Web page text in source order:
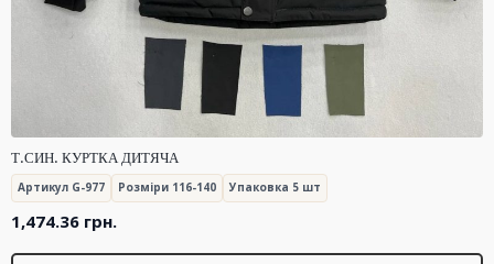
Т.СИН. КУРТКА ДИТЯЧА
Артикул G-977 Розміри 116-140 Упаковка 5 шт
1,474.36 грн.